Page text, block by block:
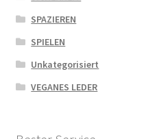
SPAZIEREN
SPIELEN
Unkategorisiert
VEGANES LEDER